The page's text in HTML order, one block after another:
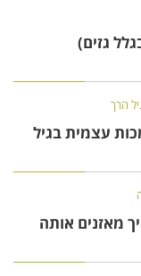
גזים)
עצמית בגיל
מאזנים אותה